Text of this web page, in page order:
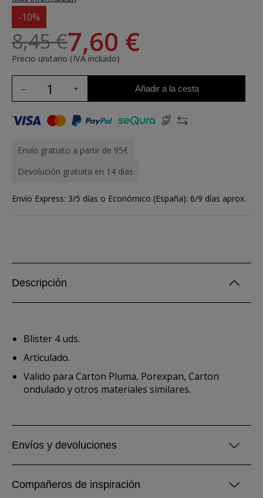
-10%
8,45 €7,60 €
Precio unitario (IVA incluido)
Añadir a la cesta
Envío gratuito a partir de 95€
Devolución gratuita en 14 días
Envío Express: 3/5 días o Económico (España): 6/9 días aprox.
Descripción
Blister 4 uds.
Articulado.
Valido para Carton Pluma, Porexpan, Carton
ondulado y otros materiales similares.
Envíos y devoluciones
Compañeros de inspiración